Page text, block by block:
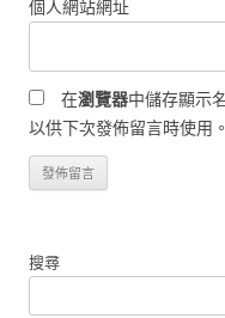
個人網站網址
在瀏覽器中儲存顯示
以供下次發佈留言時使用。
搜尋